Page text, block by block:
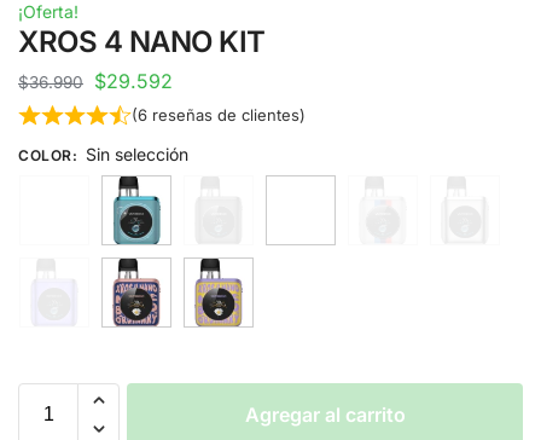
¡Oferta!
XROS 4 NANO KIT
$36.990 $29.592
(6reseñas de clientes)
COLOR: Sin selección
Agregar al carrito